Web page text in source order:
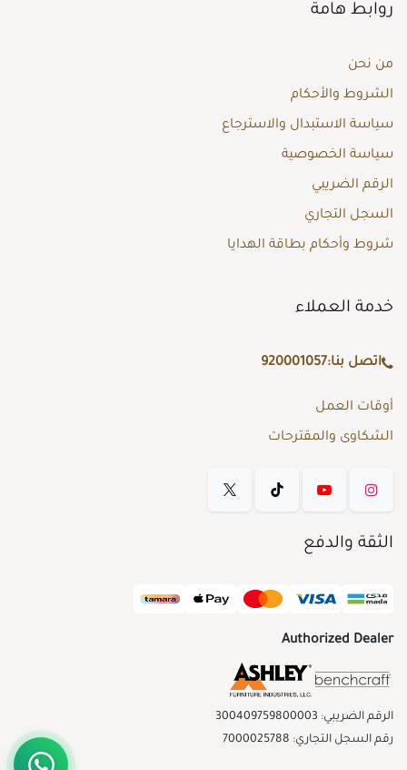
روابط هامة
من نحن
الشروط والأحكام
سياسة الاستبدال والاسترجاع
سياسة الخصوصية
الرقم الضريبي
السجل التجاري
شروط وأحكام بطاقة الهدايا
خدمة العملاء
اتصل بنا:920001057
أوقات العمل
الشكاوى والمقترحات
الثقة والدفع
Authorized Dealer
الرقم الضريبي: 300409759800003
رقم السجل التجاري: 7000025788